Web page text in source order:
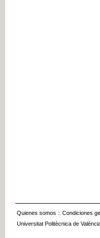
Quienes somos :: Condiciones
Universitat Politècnica de